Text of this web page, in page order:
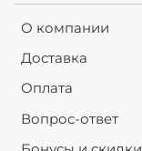
О компании
Доставка
Оплата
Вопрос-ответ